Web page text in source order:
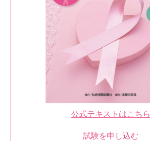
公式テキストはこちら
試験を申し込む